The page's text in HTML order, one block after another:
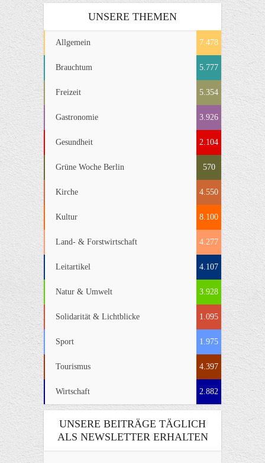
UNSERE THEMEN
Allgemein 7.478
Brauchtum 5.777
Freizeit 5.354
Gastronomie 3.926
Gesundheit 2.104
Grüne Woche Berlin 570
Kirche 4.550
Kultur 8.100
Land- & Forstwirtschaft 4.277
Leitartikel 4.107
Natur & Umwelt 3.928
Solidarität & Lichtblicke 1.095
Sport 1.975
Tourismus 4.397
Wirtschaft 2.882
UNSERE BEITRÄGE TÄGLICH
ALS NEWSLETTER ERHALTEN